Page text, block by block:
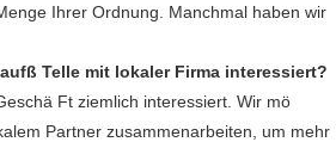
Ihrer Ordnung. Manchmal haben wir
Telle mit lokaler Firma interessiert?
Ft ziemlich interessiert. Wir mö
Partner zusammenarbeiten, um mehr